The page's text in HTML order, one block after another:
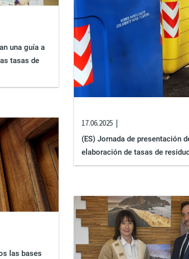
una guía a
tasas de
17.06.2025
(ES) Jornada de presentación
elaboración de tasas de
las bases